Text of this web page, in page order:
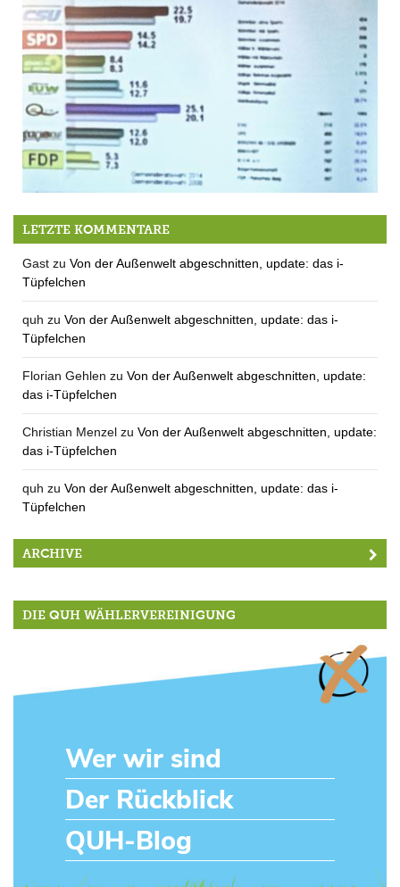
Muss in Berg auch nachgezählt werden?
LETZTE KOMMENTARE
Gast zu Von der Außenwelt abgeschnitten, update: das i-
Tüpfelchen
quh zu Von der Außenwelt abgeschnitten, update: das i-
Tüpfelchen
Florian Gehlen zu Von der Außenwelt abgeschnitten, update:
das i-Tüpfelchen
Christian Menzel zu Von der Außenwelt abgeschnitten, update:
das i-Tüpfelchen
quh zu Von der Außenwelt abgeschnitten, update: das i-
Tüpfelchen
ARCHIVE
DIE QUH WÄHLERVEREINIGUNG
Wer wir sind
Der Rückblick
QUH-Blog